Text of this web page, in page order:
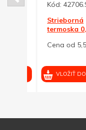
Kód:42706.S
Strieborná
termoska 0,5 l,
Cena od
VLOŽIŤ DO